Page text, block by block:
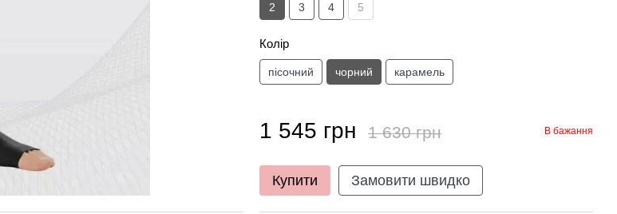
2 3 4 5
Колір
пісочний чорний карамель
1 545 грн 1 630 грн В бажання
Купити Замовити швидко